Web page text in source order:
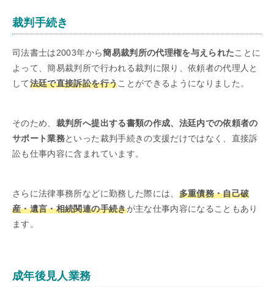
裁判手続き
司法書士は2003年から簡易裁判所の代理権を与えられたことに
よって、簡易裁判所で行われる裁判に限り、依頼者の代理人と
して法廷で直接訴訟を行うことができるようになりました。
そのため、 裁判所へ提出する書類の作成、法廷内での依頼者の
サポート業務といった裁判手続きの支援だけではなく、直接訴
訟も仕事内容に含まれています。
さらに法律事務所などに勤務した際には、 多重債務・自己破
産・遺言・相続関連の手続きが主な仕事内容になることもあり
ます。
成年後見人業務